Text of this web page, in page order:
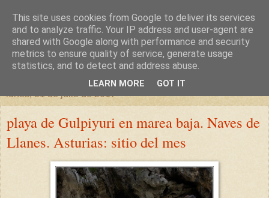
un sitio diferente
una casa para crecer, un castillo para soñar
lunes, 31 de julio de 2017
playa de Gulpiyuri en marea baja. Naves de
Llanes. Asturias: sitio del mes
This site uses cookies from Google to deliver its services
and to analyze traffic. Your IP address and user-agent are
shared with Google along with performance and security
metrics to ensure quality of service, generate usage
statistics, and to detect and address abuse.
LEARN MORE GOT IT